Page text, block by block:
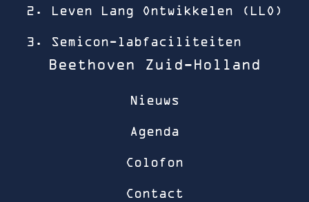
2. Leven Lang Ontwikkelen (LLO)
3. Semicon-labfaciliteiten
Beethoven Zuid-Holland
Nieuws
Agenda
Colofon
Contact